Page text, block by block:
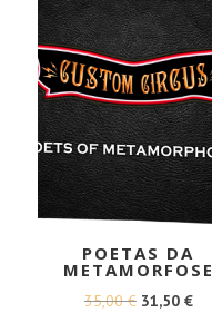
POETAS DA
METAMORFOSE
35,00€ O
31,50 €O